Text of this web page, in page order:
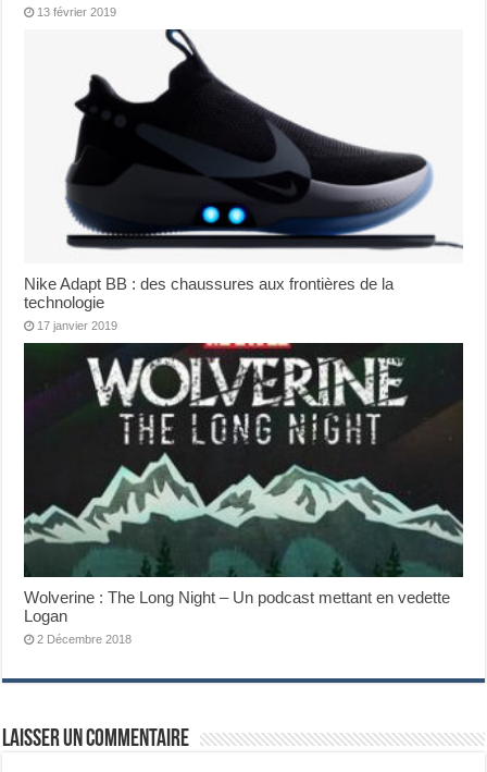
13 février 2019
Nike Adapt BB : des chaussures aux frontières de la
technologie
17 janvier 2019
Wolverine : The Long Night – Un podcast mettant en vedette
Logan
2 Décembre 2018
Laisser un commentaire